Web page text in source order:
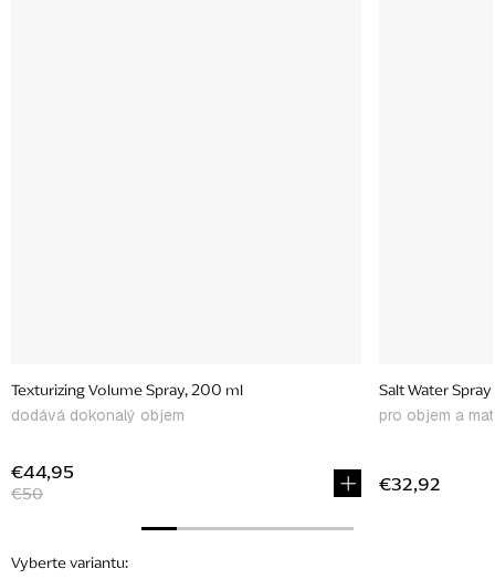
Texturizing Volume Spray, 200 ml
dodává dokonalý objem
€50
€44,95
pro objem a
€32,92